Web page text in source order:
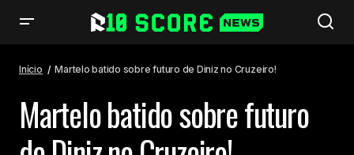
Início Martelo batido sobre futuro de Diniz no Cruzeiro!
Martelo batido sobre futuro